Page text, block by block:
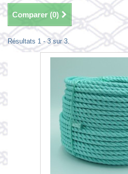
Comparer (0)
Résultats 1 - 3 sur 3.